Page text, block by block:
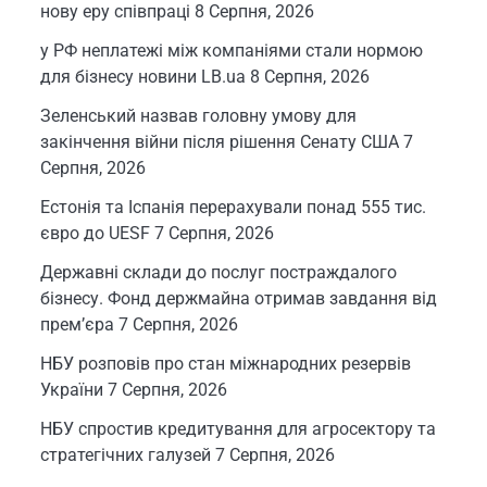
нову еру співпраці 8 Серпня, 2026
у РФ неплатежі між компаніями стали нормою
для бізнесу новини LB.ua 8 Серпня, 2026
Зеленський назвав головну умову для
закінчення війни після рішення Сенату США 7
Серпня, 2026
Естонія та Іспанія перерахували понад 555 тис.
євро до UESF 7 Серпня, 2026
Державні склади до послуг постраждалого
бізнесу. Фонд держмайна отримав завдання від
прем’єра 7 Серпня, 2026
НБУ розповів про стан міжнародних резервів
України 7 Серпня, 2026
НБУ спростив кредитування для агросектору та
стратегічних галузей 7 Серпня, 2026